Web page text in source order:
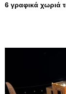
6 γραφικά χωριά